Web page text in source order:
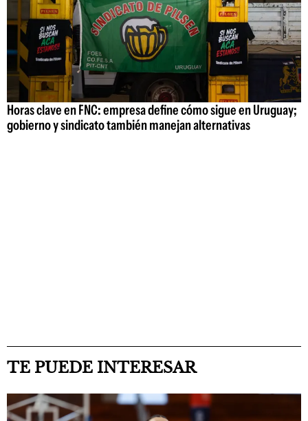
Horas clave en FNC: empresa define cómo sigue en Uruguay;
gobierno y sindicato también manejan alternativas
TE PUEDE INTERESAR